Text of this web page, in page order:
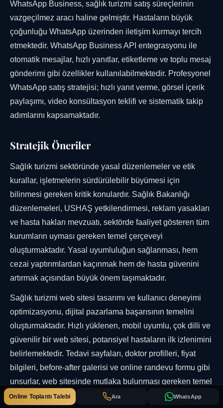
WhatsApp Business, sağlık turizmi satış süreçlerinin
vazgeçilmez aracı haline gelmiştir. Hastaların büyük
çoğunluğu WhatsApp üzerinden iletişim kurmayı tercih
etmektedir. WhatsApp Business API entegrasyonu ile
otomatik mesajlar, hızlı yanıtlar, etiketleme ve toplu mesaj
gönderimi gibi özellikler kullanılabilmektedir. Profesyonel
WhatsApp satış stratejisi; hızlı yanıt verme, görsel içerik
paylaşımı, video konsültasyon teklifi ve sistematik takip
adımlarını kapsamaktadır.
Stratejik Öneriler
Sağlık turizmi sektöründe yasal düzenlemeler ve etik
kurallar, işletmelerin sürdürülebilir büyümesi için
bilinmesi gereken kritik konulardır. Sağlık Bakanlığı
düzenlemeleri, USHAŞ yetkilendirmesi, reklam yasakları
ve hasta hakları mevzuatı, sektörde faaliyet gösteren tüm
kurumların uyması gereken temel çerçeveyi
oluşturmaktadır. Yasal uyumluluğun sağlanması, hem
cezai yaptırımlardan kaçınmak hem de hasta güvenini
artırmak açısından büyük önem taşımaktadır.
Sağlık turizmi web sitesi tasarımı ve kullanıcı deneyimi
optimizasyonu, dijital pazarlama başarısının temelini
oluşturmaktadır. Hızlı yüklenen, mobil uyumlu, çok dilli ve
güvenilir bir web sitesi, potansiyel hastaların ilk izlenimini
belirlemektedir. Tedavi sayfaları, doktor profilleri, fiyat
bilgileri, before-after galerisi ve online randevu formu gibi
unsurlar, web sitesinde mutlaka bulunması gereken temel
öğelerdir. Kullanıcı deneyiminin optimize edilmesi,
Ara WhatsApp
Online Toplantı Talebi